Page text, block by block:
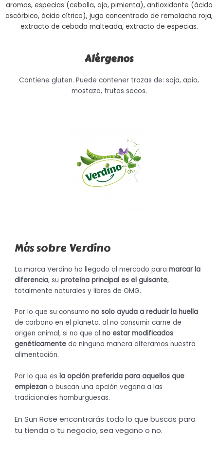
aromas, especias (cebolla, ajo, pimienta), antioxidante (ácido
ascórbico, ácido cítrico), jugo concentrado de remolacha roja,
extracto de cebada malteada, extracto de especias.
Alérgenos
Contiene gluten. Puede contener trazas de: soja, apio,
mostaza, frutos secos.
Más sobre Verdino
La marca Verdino ha llegado al mercado para marcar la
diferencia, su proteína principal es el guisante,
totalmente naturales y libres de OMG.
Por lo que su consumo no solo ayuda a reducir la huella
de carbono en el planeta, al no consumir carne de
origen animal, si no que al no estar modificados
genéticamente de ninguna manera alteramos nuestra
alimentación.
Por lo que es la opción preferida para aquellos que
empiezan o buscan una opción vegana a las
tradicionales hamburguesas.
En Sun Rose encontrarás todo lo que buscas para
tu tienda o tu negocio, sea vegano o no.